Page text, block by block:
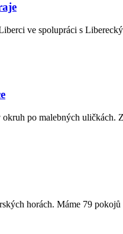
ve spolupráci s
po malebných uličkách.
horách. Máme 79